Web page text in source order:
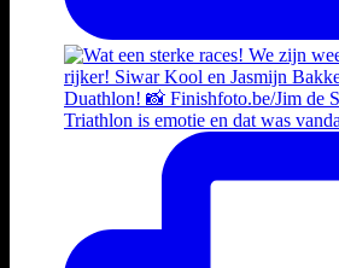
Triathlon is emotie en dat was